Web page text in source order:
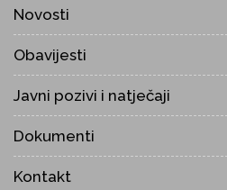
Novosti
Obavijesti
Javni pozivi i natječaji
Dokumenti
Kontakt